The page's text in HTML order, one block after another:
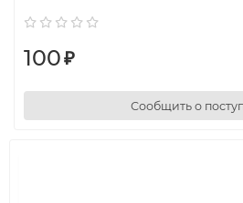
100₽
Сообщить о